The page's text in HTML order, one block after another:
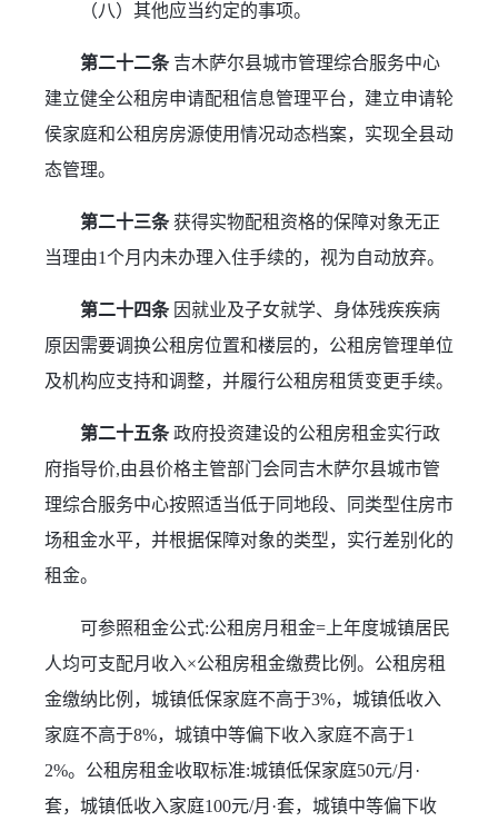
（八）其他应当约定的事项。
第二十二条 吉木萨尔县城市管理综合服务中心
建立健全公租房申请配租信息管理平台，建立申请轮
侯家庭和公租房房源使用情况动态档案，实现全县动
态管理。
第二十三条 获得实物配租资格的保障对象无正
当理由1个月内未办理入住手续的，视为自动放弃。
第二十四条 因就业及子女就学、身体残疾疾病
原因需要调换公租房位置和楼层的，公租房管理单位
及机构应支持和调整，并履行公租房租赁变更手续。
第二十五条 政府投资建设的公租房租金实行政
府指导价,由县价格主管部门会同吉木萨尔县城市管
理综合服务中心按照适当低于同地段、同类型住房市
场租金水平，并根据保障对象的类型，实行差别化的
租金。
可参照租金公式:公租房月租金=上年度城镇居民
人均可支配月收入×公租房租金缴费比例。公租房租
金缴纳比例，城镇低保家庭不高于3%，城镇低收入
家庭不高于8%，城镇中等偏下收入家庭不高于1
2%。公租房租金收取标准:城镇低保家庭50元/月·
套，城镇低收入家庭100元/月·套，城镇中等偏下收